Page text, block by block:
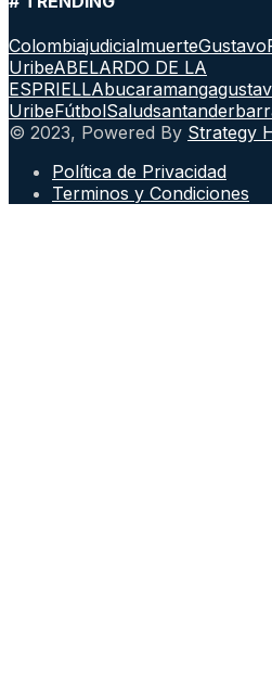
Colombiajudicialmuerte
UribeABELARDO DE LA
ESPRIELLAbucaramanga
UribeFútbolSaludsantander
© 2023, Powered By Strategy
Política de Privacidad
Terminos y Condiciones